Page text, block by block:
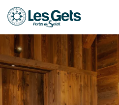
Aller
au
principal